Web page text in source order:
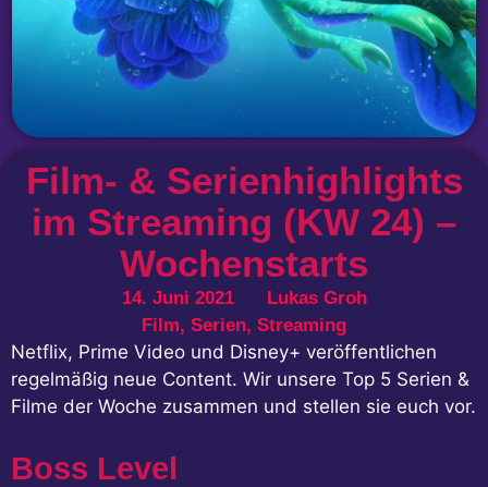
Film- & Serienhighlights
im Streaming (KW 24) –
Wochenstarts
14. Juni 2021
Lukas Groh
Film, Serien, Streaming
Netflix, Prime Video und Disney+ veröffentlichen
regelmäßig neue Content. Wir unsere Top 5 Serien &
Filme der Woche zusammen und stellen sie euch vor.
Boss Level